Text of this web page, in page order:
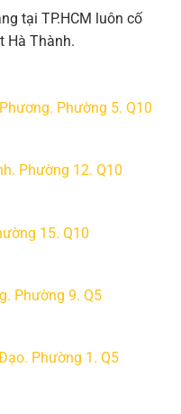
tại TP.HCM luôn cố
Hà Thành.
Phường 5. Q10
Phường 12. Q10
15. Q10
Phường 9. Q5
Phường 1. Q5